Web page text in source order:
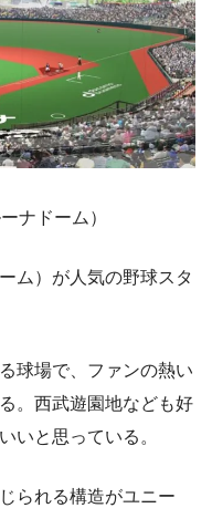
ナドーム）
ム）が人気の野球スタ
球場で、ファンの熱い
。西武遊園地なども好
いと思っている。
られる構造がユニー